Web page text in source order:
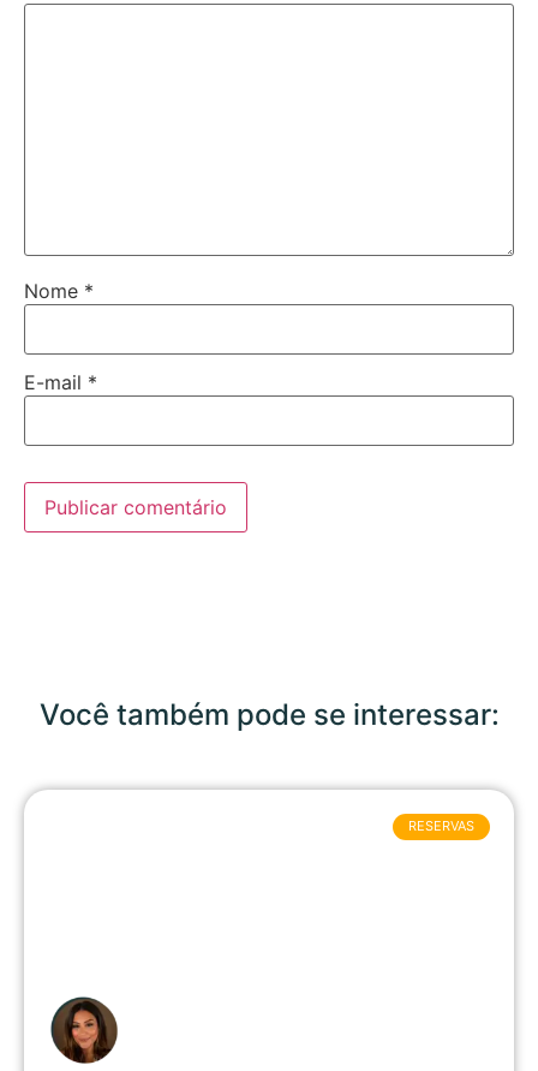
Nome *
E-mail *
Você também pode se interessar:
RESERVAS